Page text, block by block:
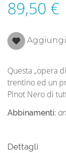
89,50 €
Questa „opera
trentino ed un
Pinot Nero di
Abbinamenti:
Dettagli